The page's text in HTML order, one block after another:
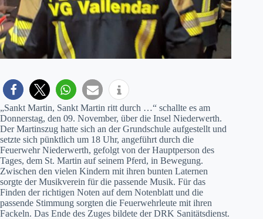
„Sankt Martin, Sankt Martin ritt durch …“ schallte es am
Donnerstag, den 09. November, über die Insel Niederwerth.
Der Martinszug hatte sich an der Grundschule aufgestellt und
setzte sich pünktlich um 18 Uhr, angeführt durch die
Feuerwehr Niederwerth, gefolgt von der Hauptperson des
Tages, dem St. Martin auf seinem Pferd, in Bewegung.
Zwischen den vielen Kindern mit ihren bunten Laternen
sorgte der Musikverein für die passende Musik. Für das
Finden der richtigen Noten auf dem Notenblatt und die
passende Stimmung sorgten die Feuerwehrleute mit ihren
Fackeln. Das Ende des Zuges bildete der DRK Sanitätsdienst.